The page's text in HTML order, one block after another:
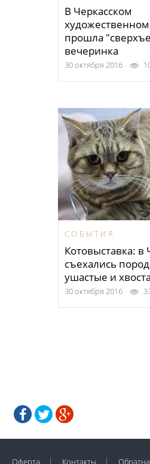
В Черкасском
прошла
вечеринка
30 октября 2016
СОБЫТИЯ
Котовыставка: в
съехались
ушастые и
30 октября 2016
Оферта Контакты